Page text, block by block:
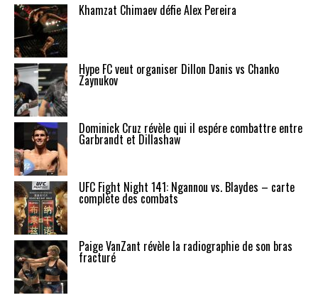
Khamzat Chimaev défie Alex Pereira
Hype FC veut organiser Dillon Danis vs Chanko
Zaynukov
Dominick Cruz révèle qui il espére combattre entre
Garbrandt et Dillashaw
UFC Fight Night 141: Ngannou vs. Blaydes – carte
complète des combats
Paige VanZant révèle la radiographie de son bras
fracturé